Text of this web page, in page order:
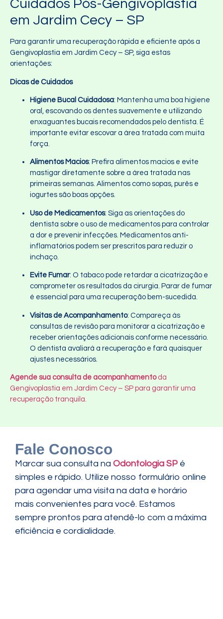
Cuidados Pós-Gengivoplastia
em Jardim Cecy – SP
Para garantir uma recuperação rápida e eficiente após a
Gengivoplastia em Jardim Cecy – SP, siga estas
orientações:
Dicas de Cuidados
Higiene Bucal Cuidadosa: Mantenha uma boa higiene
oral, escovando os dentes suavemente e utilizando
enxaguantes bucais recomendados pelo dentista. É
importante evitar escovar a área tratada com muita
força.
Alimentos Macios: Prefira alimentos macios e evite
mastigar diretamente sobre a área tratada nas
primeiras semanas. Alimentos como sopas, purês e
iogurtes são boas opções.
Uso de Medicamentos: Siga as orientações do
dentista sobre o uso de medicamentos para controlar
a dor e prevenir infecções. Medicamentos anti-
inflamatórios podem ser prescritos para reduzir o
inchaço.
Evite Fumar: O tabaco pode retardar a cicatrização e
comprometer os resultados da cirurgia. Parar de fumar
é essencial para uma recuperação bem-sucedida.
Visitas de Acompanhamento: Compareça às
consultas de revisão para monitorar a cicatrização e
receber orientações adicionais conforme necessário.
O dentista avaliará a recuperação e fará quaisquer
ajustes necessários.
Agende sua consulta de acompanhamentoda
Gengivoplastia em Jardim Cecy – SP para garantir uma
recuperação tranquila.
Fale Conosco
Marcar sua consulta na Odontologia SP é
simples e rápido. Utilize nosso formulário online
para agendar uma visita na data e horário
mais convenientes para você. Estamos
sempre prontos para atendê-lo com a máxima
eficiência e cordialidade.